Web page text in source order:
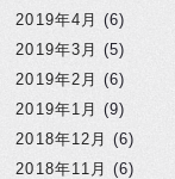
2019年4月 (6)
2019年3月 (5)
2019年2月 (6)
2019年1月 (9)
2018年12月 (6)
2018年11月 (6)